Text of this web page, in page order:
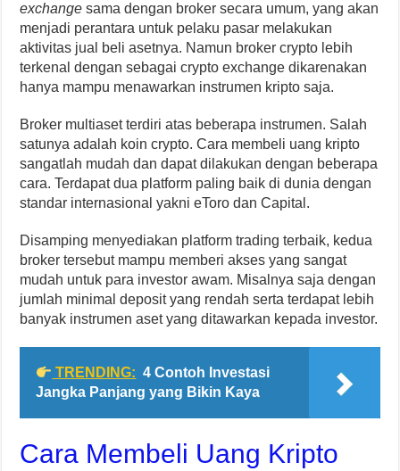
exchangesama dengan broker secara umum, yang akan
menjadi perantara untuk pelaku pasar melakukan
aktivitas jual beli asetnya. Namun broker crypto lebih
terkenal dengan sebagai crypto exchange dikarenakan
hanya mampu menawarkan instrumen kripto saja.
Broker multiaset terdiri atas beberapa instrumen. Salah
satunya adalah koin crypto. Cara membeli uang kripto
sangatlah mudah dan dapat dilakukan dengan beberapa
cara. Terdapat dua platform paling baik di dunia dengan
standar internasional yakni eToro dan Capital.
Disamping menyediakan platform trading terbaik, kedua
broker tersebut mampu memberi akses yang sangat
mudah untuk para investor awam. Misalnya saja dengan
jumlah minimal deposit yang rendah serta terdapat lebih
banyak instrumen aset yang ditawarkan kepada investor.
TRENDING: 4 Contoh Investasi
Jangka Panjang yang Bikin Kaya
Cara Membeli Uang Kripto